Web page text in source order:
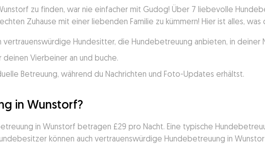
zu finden, war nie einfacher mit Gudog! Über 7 liebevolle
Zuhause mit einer liebenden Familie zu kümmern! Hier ist alles, was
vertrauenswürdige Hundesitter, die Hundebetreuung anbieten, in deiner
deinen Vierbeiner an und buche.
Betreuung, während du Nachrichten und Foto-Updates erhältst.
in Wunstorf?
in Wunstorf betragen £29 pro Nacht. Eine typische
können auch vertrauenswürdige Hundebetreuung in